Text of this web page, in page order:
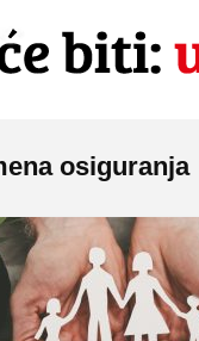
osiguranja